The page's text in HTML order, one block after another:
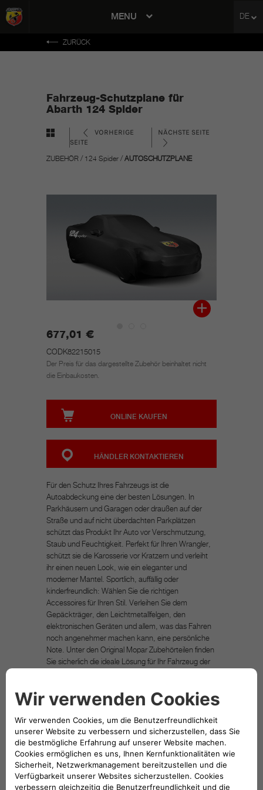
MENU DE
ZURÜCK
Fahrzeug-Schutzplane für
Abarth 124 Spider
VORHERIGE
SEITE
NÄCHSTE SEITE
ZUBEHÖR / 124 Spider / AUTOSCHUTZPLANE
677,01 €
CODK82215015
Der Preis für das dargestellte Zubehör beinhaltet nicht
die Einbaukosten.
ONLINE KAUFEN
HÄNDLER KONTAKTIEREN
Für den Schutz Ihres Fahrzeugs ist die
Autoabdeckung eine der besten Lösungen. In
Parkhäusern und Garagen oder draußen auf der
Straße und auf nicht überdachten Parkplätzen
schützt das Produkt Ihr Auto vor Verschmutzung,
Staub und Feuchtigkeit. Perfekt für Ihren Wrangler,
schützt sie die Karosserie vor Kratzern und verleiht
ihr einen neuen Look, wie ein eleganter und
moderner Mantel. Sportlich, auffällig oder
kinderfreundlich: Wählen Sie die richtigen
Accessoires für Ihren Stil. Verleihen Sie dem
Gepäckträger, den Leichtmetallfelgen, den
elektronischen Geräten und allem, was das Fahren
noch angenehmer machen kann, eine persönliche
Note. Unter den Original Mopar Zubehörteilen finden
Sie sicherlich die ideale Lösung für Ihr Fahrzeug der
Sales-Marke für FCA-Fahrzeuge und gilt weltweit als
Original-Ersatzteilen und Zubehör für ihre Fahrzeuge
der FCA-Gruppe suchen. Die Abbildung des zum
Verkauf angebotenen Produkts ist nur beispielhaft
und dient der Veranschaulichung.